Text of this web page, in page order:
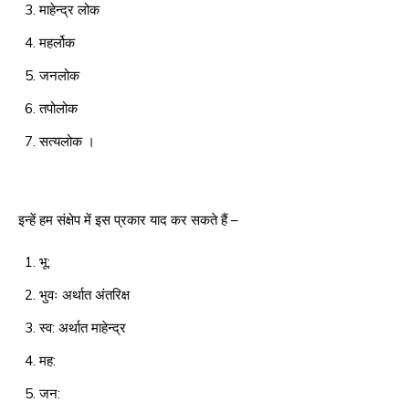
माहेन्द्र लोक
महर्लोक
जनलोक
तपोलोक
सत्यलोक ।
इन्हें हम संक्षेप में इस प्रकार याद कर सकते हैं –
भू:
भुवः अर्थात अंतरिक्ष
स्व: अर्थात माहेन्द्र
मह:
जन: